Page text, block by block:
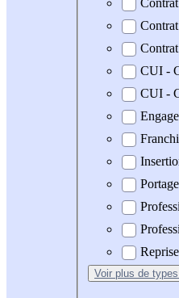
CUI -
CUI -
Voir plus de